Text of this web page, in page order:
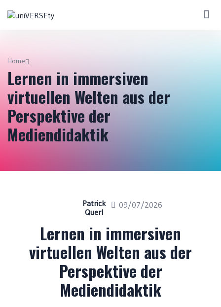
Home
Lernen in immersiven
virtuellen Welten aus der
Perspektive der
Mediendidaktik
Patrick
Querl
09/07/2026
Lernen in immersiven
virtuellen Welten aus der
Perspektive der
Mediendidaktik